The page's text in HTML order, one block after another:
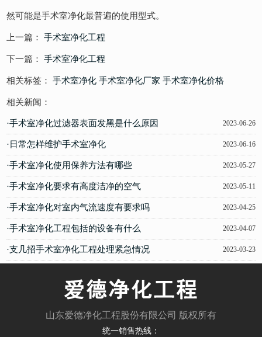
然可能是手术室净化最普遍的使用型式。
上一篇：手术室净化工程
下一篇：手术室净化工程
相关标签：手术室净化 手术室净化厂家 手术室净化价格
相关新闻：
·手术室净化过滤器表面发黑是什么原因 2023-06-26
·日常怎样维护手术室净化 2023-06-16
·手术室净化使用保养方法有哪些 2023-05-27
·手术室净化要求有高度洁净的空气 2023-05-11
·手术室净化对室内气流速度有要求吗 2023-04-25
·手术室净化工程包括的设备有什么 2023-04-07
·支几招手术室净化工程处理紧急情况 2023-03-23
山东爱德净化工程股份有限公司 版权所有
统一销售热线：